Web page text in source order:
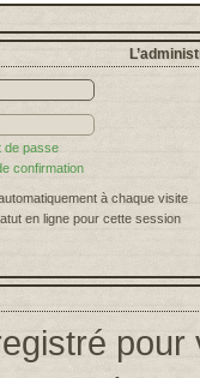
de passe
confirmation
à chaque visite
en ligne pour cette session
pour